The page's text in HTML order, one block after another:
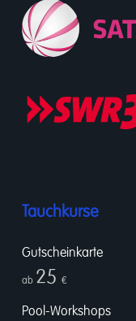
Tauchkurse
Gutscheinkarte
ab 25 €
Pool-Workshops